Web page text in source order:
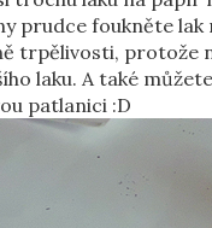
prudce foukněte lak
trpělivosti, protože
laku. A také
patlanici :D